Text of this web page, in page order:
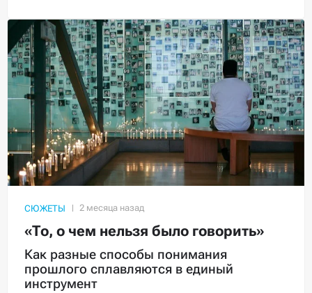
СЮЖЕТЫ
«То, о чем нельзя было говорить»
Как разные способы понимания
прошлого сплавляются в единый
инструмент